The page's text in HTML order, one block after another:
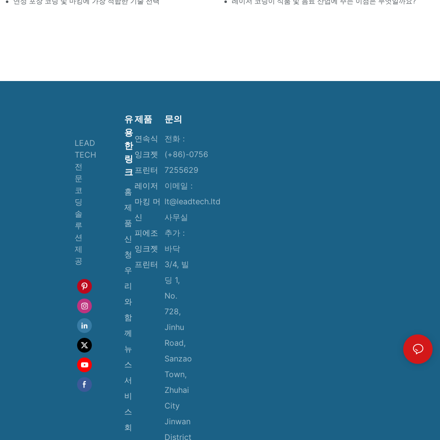
LEAD
TECH
전
문
코
딩
솔
루
션
제
공
유
용
한
링
크
홈
제
품
신
청
우
리
와
함
께
뉴
스
서
비
스
회
제품
연속식
잉크젯
프린터
레이저
마킹 머
신
피에조
잉크젯
프린터
문의
전화 :
(+86)-0756
7255629
이메일 :
lt@leadtech.ltd
사무실
추가 :
바닥
3/4, 빌
딩 1,
No.
728,
Jinhu
Road,
Sanzao
Town,
Zhuhai
City
Jinwan
District